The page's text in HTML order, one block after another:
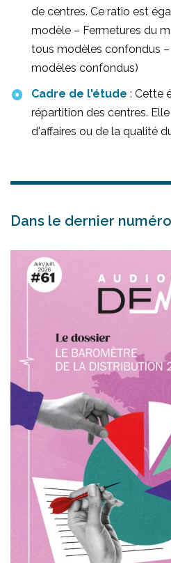
La diversité des
professionnelle est
au public par un choix
pratiques.
de centres. Ce ratio est
modèle – Fermetures du
tous modèles confondus
modèles confondus)
Cadre de l'étude : Cette
répartition des centres.
d'affaires ou de la qualité
Dans le dernier numéro